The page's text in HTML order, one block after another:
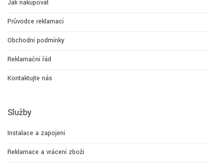
Jak nakupovat
Průvodce reklamací
Obchodní podmínky
Reklamační řád
Kontaktujte nás
Služby
Instalace a zapojení
Reklamace a vrácení zboží